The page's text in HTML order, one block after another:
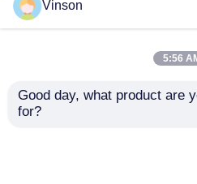
Vinson
5:56
Good day, what product are
for?